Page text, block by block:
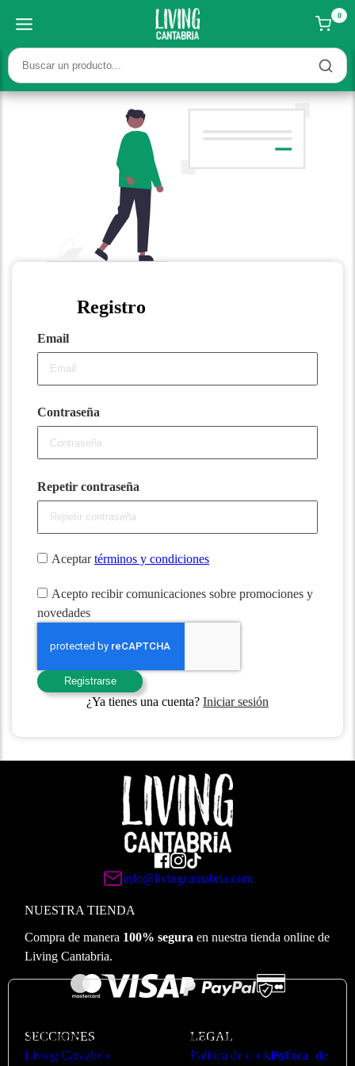
0
Registro
Email
Contraseña
Repetir contraseña
Aceptartérminos y condiciones
Acepto recibir comunicaciones sobre promociones y
novedades
Registrarse
¿Ya tienes una cuenta? Iniciar sesión
info@livingcantabria.com
NUESTRA TIENDA
Compra de manera 100% segura en nuestra tienda online de
Living Cantabria.
SECCIONES
Living Cantabria
LEGAL
Política de cookies
Utilizamos cookies para optimizar nuestro sitio web y
nuestro servicio. Puede ver más en nuestraPolítica de